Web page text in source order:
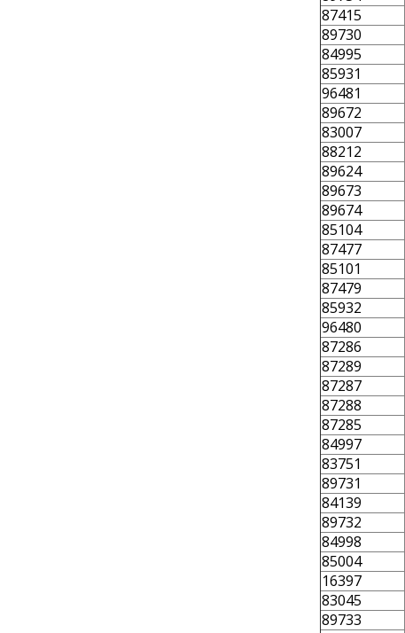
87415
89730
84995
85931
96481
89672
83007
88212
89624
89673
89674
85104
87477
85101
87479
85932
96480
87286
87289
87287
87288
87285
84997
83751
89731
84139
89732
84998
85004
16397
83045
89733